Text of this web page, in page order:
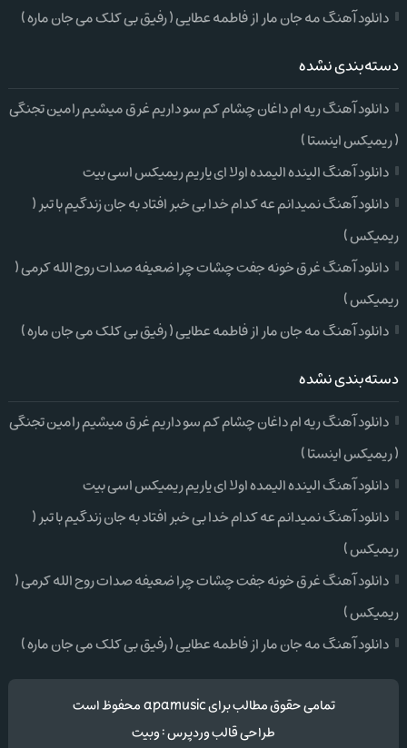
دانلود آهنگ مه جان مار از فاطمه عطایی ( رفیق بی کلک می جان ماره )
دسته‌بندی نشده
دانلود آهنگ ریه ام داغان چشام کم سو داریم غرق میشیم رامین تجنگی
( ریمیکس اینستا )
دانلود آهنگ الینده الیمده اولا ای یاریم ریمیکس اسی بیت
دانلود آهنگ نمیدانم عه کدام خدا بی خبر افتاد به جان زندگیم با تبر (
ریمیکس )
دانلود آهنگ غرق خونه جفت چشات چرا ضعیفه صدات روح الله کرمی (
ریمیکس )
دانلود آهنگ مه جان مار از فاطمه عطایی ( رفیق بی کلک می جان ماره )
دسته‌بندی نشده
دانلود آهنگ ریه ام داغان چشام کم سو داریم غرق میشیم رامین تجنگی
( ریمیکس اینستا )
دانلود آهنگ الینده الیمده اولا ای یاریم ریمیکس اسی بیت
دانلود آهنگ نمیدانم عه کدام خدا بی خبر افتاد به جان زندگیم با تبر (
ریمیکس )
دانلود آهنگ غرق خونه جفت چشات چرا ضعیفه صدات روح الله کرمی (
ریمیکس )
دانلود آهنگ مه جان مار از فاطمه عطایی ( رفیق بی کلک می جان ماره )
تمامی حقوق مطالب برای apamusic محفوظ است
طراحی قالب وردپرس:وبیت